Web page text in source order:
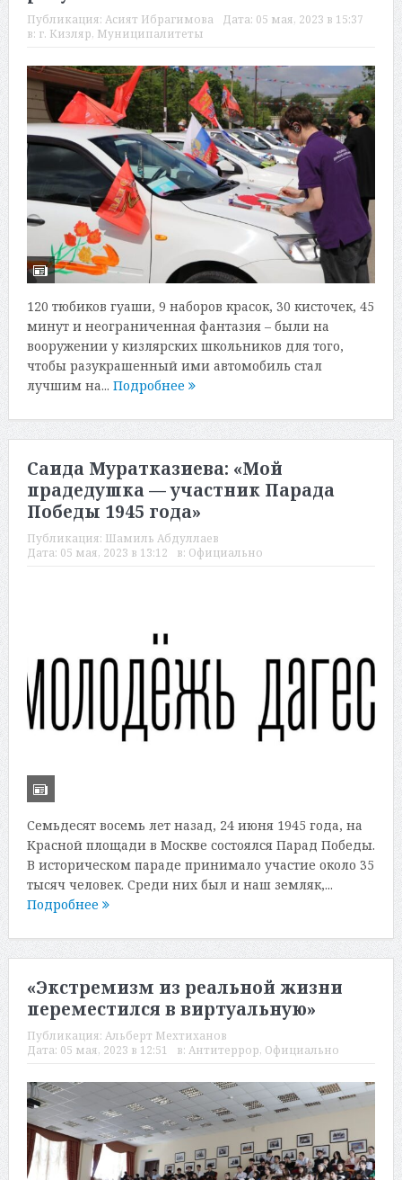
Публикация: Асият Ибрагимова Дата: 05 мая, 2023 в 15:37
в: г. Кизляр, Муниципалитеты
120 тюбиков гуаши, 9 наборов красок, 30 кисточек, 45
минут и неограниченная фантазия – были на
вооружении у кизлярских школьников для того,
чтобы разукрашенный ими автомобиль стал
лучшим на... Подробнее
Саида Муратказиева: «Мой
прадедушка — участник Парада
Победы 1945 года»
Публикация: Шамиль Абдуллаев
Дата: 05 мая, 2023 в 13:12 в: Официально
Семьдесят восемь лет назад, 24 июня 1945 года, на
Красной площади в Москве состоялся Парад Победы.
В историческом параде принимало участие около 35
тысяч человек. Среди них был и наш земляк,...
Подробнее
«Экстремизм из реальной жизни
переместился в виртуальную»
Публикация: Альберт Мехтиханов
Дата: 05 мая, 2023 в 12:51 в: Антитеррор, Официально